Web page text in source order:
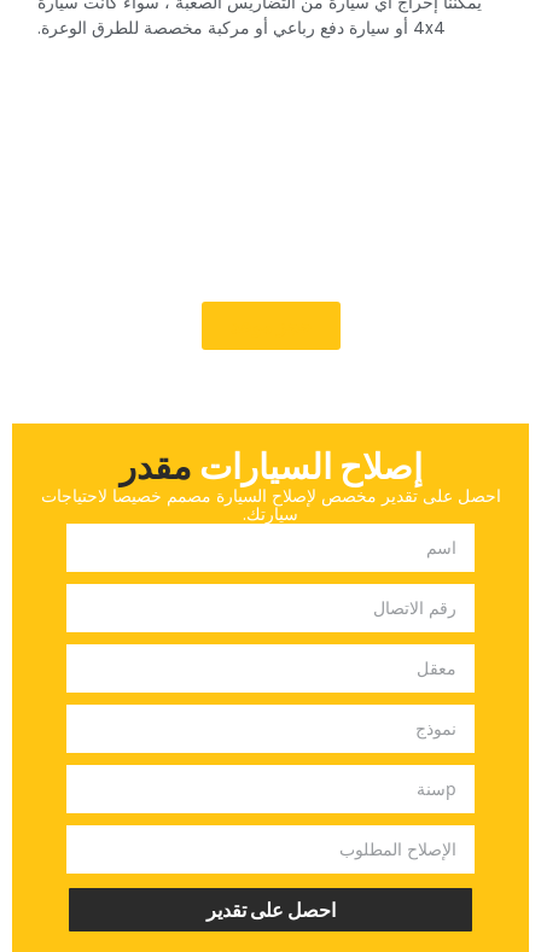
4x4 أو سيارة دفع رباعي أو مركبة مخصصة للطرق الوعرة.‏
إصلاح السيارات ‏مقدر‏
‏احصل على تقدير مخصص لإصلاح السيارة مصمم خصيصا لاحتياجات
سيارتك.‏
‏احصل على تقدير‏